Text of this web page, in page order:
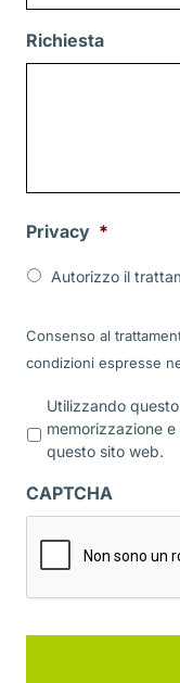
Richiesta
Privacy *
Autorizzo il
Consenso al
condizioni espresse
r
i
a
c
Utilizzando
memorizzazione
questo sito web.
CAPTCHA